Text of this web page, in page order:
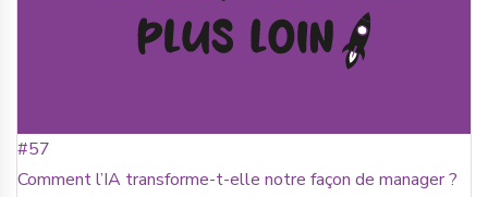
#57
Comment l’IA transforme-t-elle notre façon de manager ?